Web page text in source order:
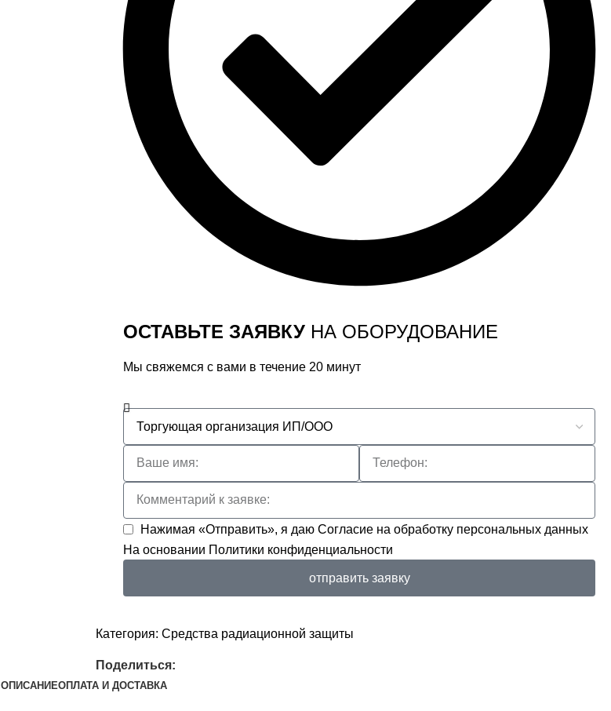
ОСТАВЬТЕ ЗАЯВКУ НА ОБОРУДОВАНИЕ
Мы свяжемся с вами в течение 20 минут
Нажимая «Отправить», я даю Согласие на обработку персональных данных
На основании Политики конфиденциальности
отправить заявку
Категория: Средства радиационной защиты
Поделиться:
ОПИСАНИЕОПЛАТА И ДОСТАВКА